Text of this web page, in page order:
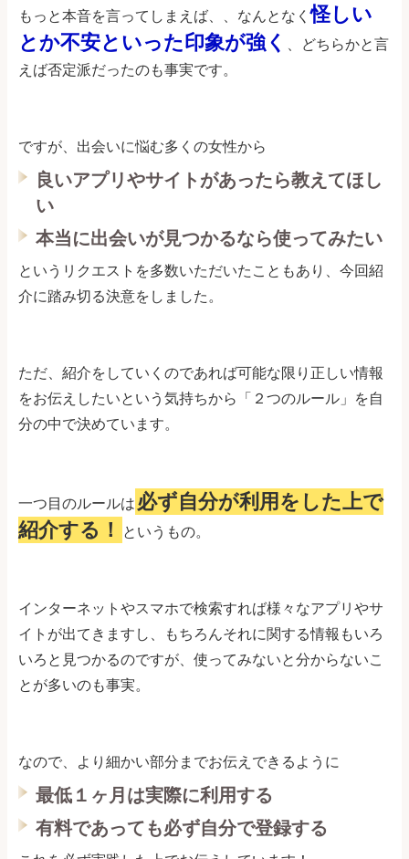
もっと本音を言ってしまえば、、なんとなく怪しい
とか不安といった印象が強く
、どちらかと言
えば否定派だったのも事実です。
ですが、出会いに悩む多くの女性から
良いアプリやサイトがあったら教えてほし
い
本当に出会いが見つかるなら使ってみたい
というリクエストを多数いただいたこともあり、今回紹
介に踏み切る決意をしました。
ただ、紹介をしていくのであれば可能な限り正しい情報
をお伝えしたいという気持ちから「２つのルール」を自
分の中で決めています。
一つ目のルールは 必ず自分が利用をした上で
紹介する！
というもの。
インターネットやスマホで検索すれば様々なアプリやサ
イトが出てきますし、もちろんそれに関する情報もいろ
いろと見つかるのですが、使ってみないと分からないこ
とが多いのも事実。
なので、より細かい部分までお伝えできるように
最低１ヶ月は実際に利用する
有料であっても必ず自分で登録する